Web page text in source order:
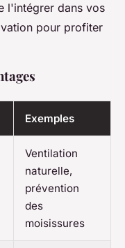
l'intégrer dans vos
pour profiter
Exemples
Ventilation
naturelle,
prévention
des
moisissures